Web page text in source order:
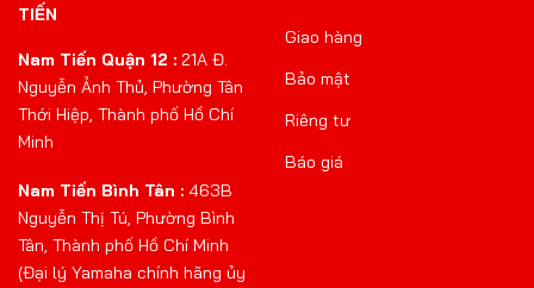
TIẾN
Nam Tiến Quận 12 : 21A Đ.
Nguyễn Ảnh Thủ, Phường Tân
Thới Hiệp, Thành phố Hồ Chí
Minh
Nam Tiến Bình Tân : 463B
Nguyễn Thị Tú, Phường Bình
Tân, Thành phố Hồ Chí Minh
(Đại lý Yamaha chính hãng ủy
Giao hàng
Bảo mật
Riêng tư
Báo giá